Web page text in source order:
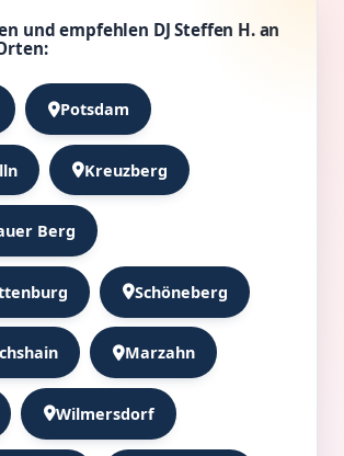
und empfehlen DJ Steffen H. an
Potsdam
Kreuzberg
Berg
Schöneberg
Marzahn
Wilmersdorf